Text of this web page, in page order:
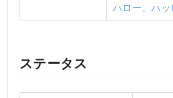
ハロー、ハッ
ステータス